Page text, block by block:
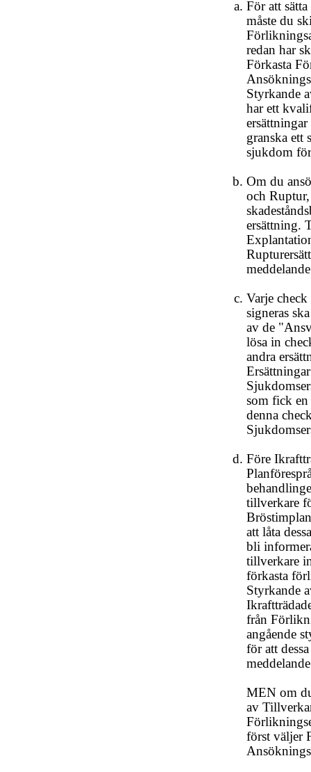
För att
måste du
redan har
Förkasta
Styrkande
har ett
granska ett
sjukdom
Om du
och
ersättning.
Varje
signeras
av de
lösa in
andra
som fick en
denna
Före
tillverkare
att låta
bli
tillverkare
förkasta
Styrkande
från
angående
för att
MEN om
av
först väljer